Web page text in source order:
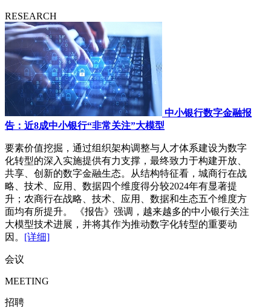
RESEARCH
中小银行数字金融报
告：近8成中小银行“非常关注”大模型
要素价值挖掘，通过组织架构调整与人才体系建设为数字
化转型的深入实施提供有力支撑，最终致力于构建开放、
共享、创新的数字金融生态。从结构特征看，城商行在战
略、技术、应用、数据四个维度得分较2024年有显著提
升；农商行在战略、技术、应用、数据和生态五个维度方
面均有所提升。 《报告》强调，越来越多的中小银行关注
大模型技术进展，并将其作为推动数字化转型的重要动
因。 [详细]
会议
MEETING
招聘